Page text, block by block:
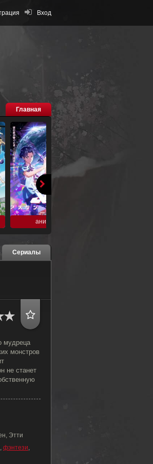
Вход
Главная
аниме
Сериалы
мудреца
монстров
не станет
Этти
, фэнтези,